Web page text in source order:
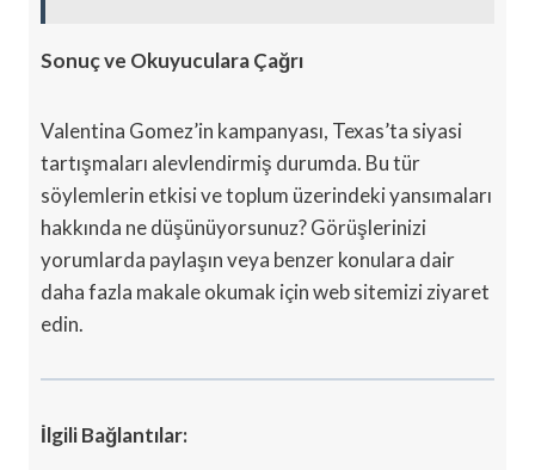
Sonuç ve Okuyuculara Çağrı
Valentina Gomez’in kampanyası, Texas’ta siyasi
tartışmaları alevlendirmiş durumda. Bu tür
söylemlerin etkisi ve toplum üzerindeki yansımaları
hakkında ne düşünüyorsunuz? Görüşlerinizi
yorumlarda paylaşın veya benzer konulara dair
daha fazla makale okumak için web sitemizi ziyaret
edin.
İlgili Bağlantılar: